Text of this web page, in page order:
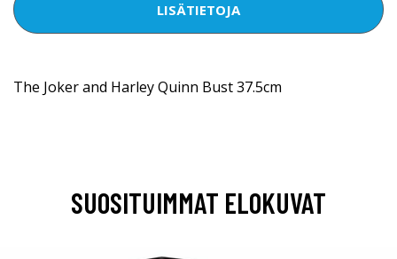
LISÄTIETOJA
The Joker and Harley Quinn Bust 37.5cm
SUOSITUIMMAT ELOKUVAT